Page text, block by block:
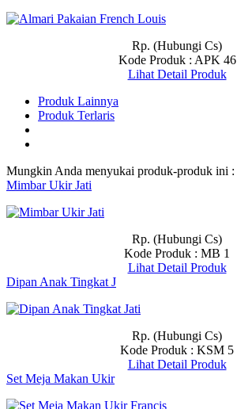
Rp. (Hubungi Cs)
Kode Produk : APK 46
Lihat Detail Produk
Produk Lainnya
Produk Terlaris
Mungkin Anda menyukai produk-produk ini :
Mimbar Ukir Jati
Rp. (Hubungi Cs)
Kode Produk : MB 1
Lihat Detail Produk
Dipan Anak Tingkat J
Rp. (Hubungi Cs)
Kode Produk : KSM 5
Lihat Detail Produk
Set Meja Makan Ukir